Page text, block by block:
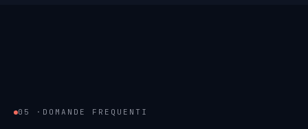
05 · DOMANDE FREQUENTI